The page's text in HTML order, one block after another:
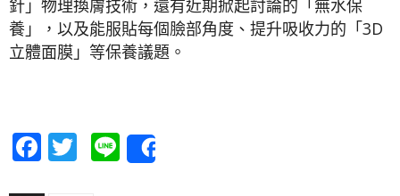
針」物理換膚技術，還有近期掀起討論的「無水保
養」，以及能服貼每個臉部角度、提升吸收力的「3D
立體面膜」等保養議題。
Facebook
Twitter
Line